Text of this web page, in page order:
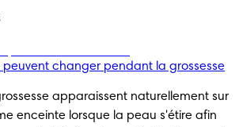
peuvent changer pendant la grossesse
apparaissent naturellement sur
enceinte lorsque la peau s'étire afin